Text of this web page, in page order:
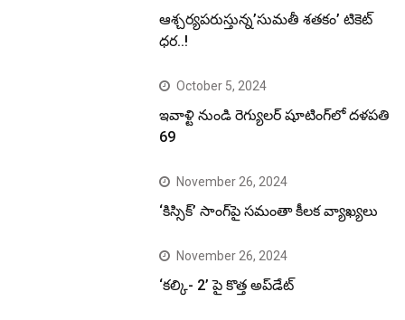
ఆశ్చర్యపరుస్తున్న’సుమతీ శతకం’ టికెట్
ధర..!
October 5, 2024
ఇవాళ్టి నుండి రెగ్యులర్ షూటింగ్‌లో దళపతి
69
November 26, 2024
‘కిస్సిక్’ సాంగ్‌పై సమంతా కీలక వ్యాఖ్యలు
November 26, 2024
‘కల్కి- 2’ పై కొత్త అప్‌డేట్